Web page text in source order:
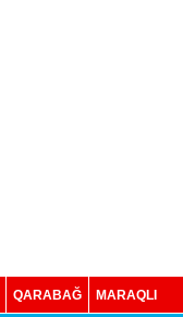
QARABAĞ MARAQLI